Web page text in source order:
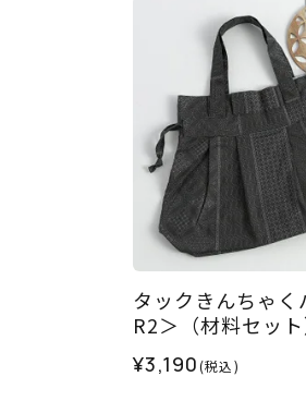
タックきんちゃく
R2＞（材料セット
¥3,190(税込)